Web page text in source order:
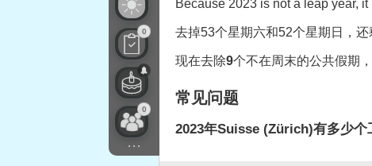
0
0
...
Because 2023 is not a leap year, it
去掉53个星期六和52个星期日，还
现在去除9个不在周末的公共假期
常见问题
2023年Suisse (Zürich)有多少个